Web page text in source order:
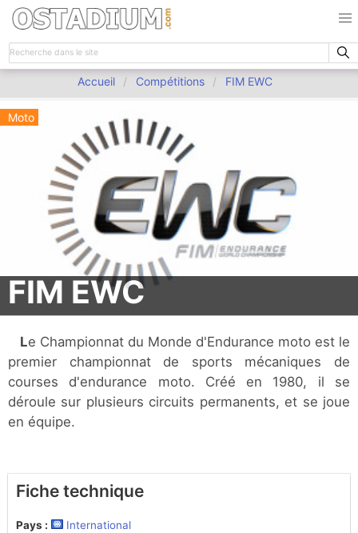
Accueil Compétitions FIM EWC
Moto
FIM EWC
Le Championnat du Monde d'Endurance moto est le
premier championnat de sports mécaniques de
courses d'endurance moto. Créé en 1980, il se
déroule sur plusieurs circuits permanents, et se joue
en équipe.
Fiche technique
Pays :
International